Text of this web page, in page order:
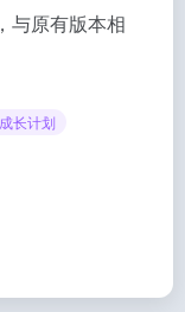
与原有版本相
长计划